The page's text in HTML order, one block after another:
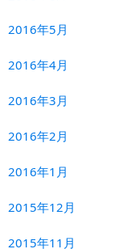
2016年5月
2016年4月
2016年3月
2016年2月
2016年1月
2015年12月
2015年11月